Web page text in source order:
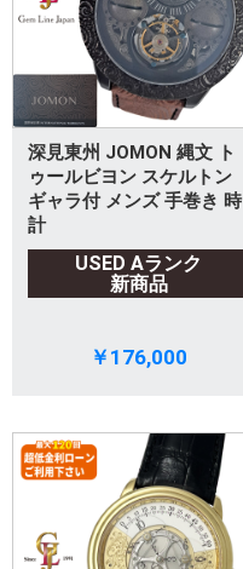
深見東州 JOMON 縄文 ト
ゥールビヨン スケルトン
ギャラ付 メンズ 手巻き 時
計
USED Aランク
新商品
￥176,000